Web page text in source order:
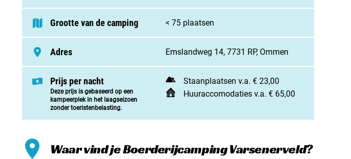
Meld mijn camping aan
Contact opnemen
Grootte van de camping < 75 plaatsen
Adres Emslandweg 14, 7731 RP, Ommen
Prijs per nacht
Deze prijs is gebaseerd op een
kampeerplek in het laagseizoen
zonder toeristenbelasting.
Staanplaatsen v.a. € 23,00
Huuraccomodaties v.a. € 65,00
Waar vind je Boerderijcamping Varsenerveld?